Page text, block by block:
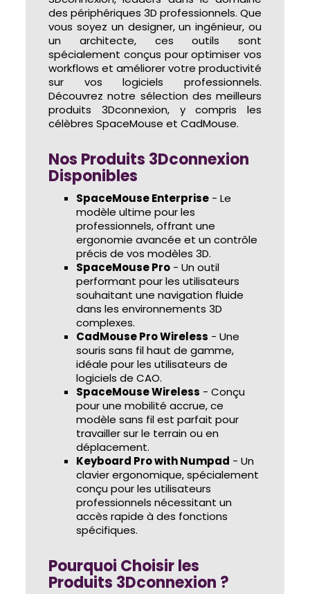
des périphériques 3D professionnels. Que
vous soyez un designer, un ingénieur, ou
un architecte, ces outils sont
spécialement conçus pour optimiser vos
workflows et améliorer votre productivité
sur vos logiciels professionnels.
Découvrez notre sélection des meilleurs
produits 3Dconnexion, y compris les
célèbres SpaceMouse et CadMouse.
Nos Produits 3Dconnexion
Disponibles
SpaceMouse Enterprise- Le
modèle ultime pour les
professionnels, offrant une
ergonomie avancée et un contrôle
précis de vos modèles 3D.
SpaceMouse Pro- Un outil
performant pour les utilisateurs
souhaitant une navigation fluide
dans les environnements 3D
complexes.
CadMouse Pro Wireless - Une
souris sans fil haut de gamme,
idéale pour les utilisateurs de
logiciels de CAO.
SpaceMouse Wireless - Conçu
pour une mobilité accrue, ce
modèle sans fil est parfait pour
travailler sur le terrain ou en
déplacement.
Keyboard Pro with Numpad - Un
clavier ergonomique, spécialement
conçu pour les utilisateurs
professionnels nécessitant un
accès rapide à des fonctions
spécifiques.
Pourquoi Choisir les
Produits 3Dconnexion ?